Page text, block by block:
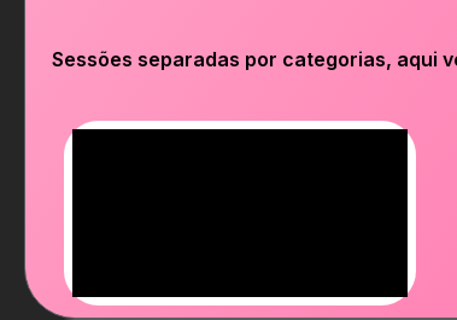
Sessões separadas por categorias, aqui